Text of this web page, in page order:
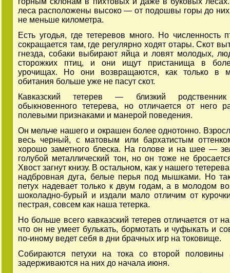
леса расположены высоко — от подошвы горы до них
не меньше километра.
Есть угодья, где тетеревов много. Но численность
сокращается там, где регулярно ходят отары. Скот
гнезда, собаки выбирают яйца и ловят молодых,
сторожких птиц, и они ищут пристанища в
урочищах. Но они возвращаются, как только в
обитания больше уже не пасут скот.
Кавказский тетерев — близкий
обыкновенного тетерева, но отличается от него
полевыми признаками и манерой поведения.
Он мельче нашего и окрашен более однотонно.
весь черный, с матовым или бархатистым
хорошо заметного блеска. На голове и на шее —
голубой металлический тон, но он тоже не
Хвост загнут книзу. В остальном, как у нашего
надбровная дуга, белые перья под мышками. Но
петух надевает только к двум годам, а в молодом
шоколадно-бурый и издали мало отличим от
пестрая, совсем как наша тетерка.
Но больше всего кавказский тетерев отличается от
что он не умеет булькать, бормотать и чуфыкать и
по-иному ведет себя в дни брачных игр на токовище.
Собираются петухи на тока со второй половины
задерживаются на них до начала июня.